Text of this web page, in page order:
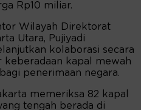
Rp10 miliar.
Wilayah Direktorat
Utara, Pujiyadi
kolaborasi secara
keberadaan kapal mewah
penerimaan negara.
memeriksa 82 kapal
tengah berada di